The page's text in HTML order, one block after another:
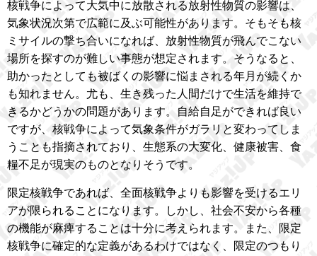
核戦争によって大気中に放散される放射性物質の影響は、
気象状況次第で広範に及ぶ可能性があります。そもそも核
ミサイルの撃ち合いになれば、放射性物質が飛んでこない
場所を探すのが難しい事態が想定されます。そうなると、
助かったとしても被ばくの影響に悩まされる年月が続くか
も知れません。尤も、生き残った人間だけで生活を維持で
きるかどうかの問題があります。自給自足ができれば良い
ですが、核戦争によって気象条件がガラリと変わってしま
うことも指摘されており、生態系の大変化、健康被害、食
糧不足が現実のものとなりそうです。
限定核戦争であれば、全面核戦争よりも影響を受けるエリ
アが限られることになります。しかし、社会不安から各種
の機能が麻痺することは十分に考えられます。また、限定
核戦争に確定的な定義があるわけではなく、限定のつもり